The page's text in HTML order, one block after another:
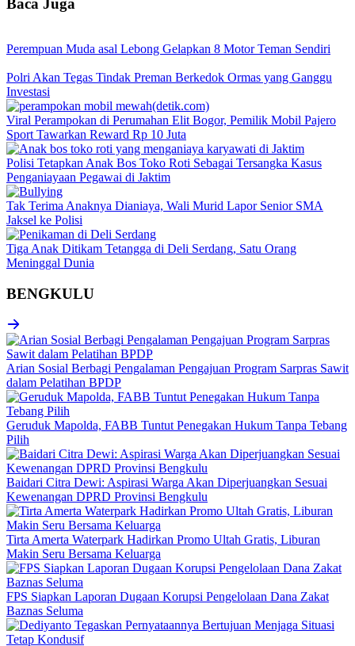
Baca Juga
Perempuan Muda asal Lebong Gelapkan 8 Motor Teman Sendiri
Polri Akan Tegas Tindak Preman Berkedok Ormas yang Ganggu
Investasi
Viral Perampokan di Perumahan Elit Bogor, Pemilik Mobil Pajero
Sport Tawarkan Reward Rp 10 Juta
Polisi Tetapkan Anak Bos Toko Roti Sebagai Tersangka Kasus
Penganiayaan Pegawai di Jaktim
Tak Terima Anaknya Dianiaya, Wali Murid Lapor Senior SMA
Jaksel ke Polisi
Tiga Anak Ditikam Tetangga di Deli Serdang, Satu Orang
Meninggal Dunia
BENGKULU
Arian Sosial Berbagi Pengalaman Pengajuan Program Sarpras Sawit
dalam Pelatihan BPDP
Geruduk Mapolda, FABB Tuntut Penegakan Hukum Tanpa Tebang
Pilih
Baidari Citra Dewi: Aspirasi Warga Akan Diperjuangkan Sesuai
Kewenangan DPRD Provinsi Bengkulu
Tirta Amerta Waterpark Hadirkan Promo Ultah Gratis, Liburan
Makin Seru Bersama Keluarga
FPS Siapkan Laporan Dugaan Korupsi Pengelolaan Dana Zakat
Baznas Seluma